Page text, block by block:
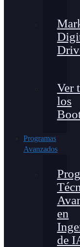
Ver
los
Programas
Avanzados
en
de